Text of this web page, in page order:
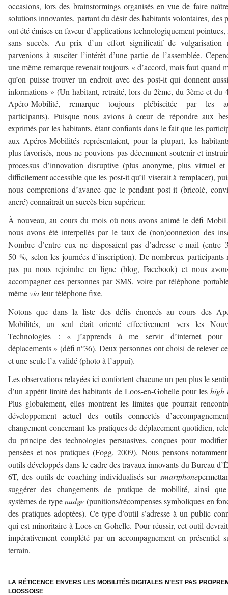
occasions, lors des brainstormings organisés en vue de faire
solutions innovantes, partant du désir des habitants volontaires, des
ont été émises en faveur d’applications technologiquement pointues,
sans succès. Au prix d’un effort significatif de vulgarisation
parvenions à susciter l’intérêt d’une partie de l’assemblée.
une même remarque revenait toujours « d’accord, mais faut quand
qu’on puisse trouver un endroit avec des post-it qui donnent
informations » (Un habitant, retraité, lors du 2ème, du 3ème et du
Apéro-Mobilité, remarque toujours plébiscitée par les
participants). Puisque nous avions à cœur de répondre aux
exprimés par les habitants, étant confiants dans le fait que les
aux Apéros-Mobilités représentaient, pour la plupart, les
plus favorisés, nous ne pouvions pas décemment soutenir et
processus d’innovation disruptive (plus anonyme, plus virtuel
difficilement accessible que les post-it qu’il viserait à remplacer),
nous comprenions d’avance que le pendant post-it (bricolé,
ancré) connaîtrait un succès bien supérieur.
À nouveau, au cours du mois où nous avons animé le défi
nous avons été interpellés par le taux de (non)connexion des
Nombre d’entre eux ne disposaient pas d’adresse e-mail (entre
50 %, selon les journées d’inscription). De nombreux participants
pas pu nous rejoindre en ligne (blog, Facebook) et nous
accompagner ces personnes par SMS, voire par téléphone
mêmevialeur téléphone fixe.
Notons que dans la liste des défis énoncés au cours des
Mobilités, un seul était orienté effectivement vers les
Technologies : « j’apprends à me servir d’internet pour
déplacements » (défi n°36). Deux personnes ont choisi de relever
et une seule l’a validé (photo à l’appui).
Les observations relayées ici confortent chacune un peu plus le
d’un appétit limité des habitants de Loos-en-Gohelle pour les high
Plus globalement, elles montrent les limites que pourrait
développement actuel des outils connectés
changement concernant les pratiques de déplacement quotidien,
du principe des technologies persuasives, conçues pour
pensées et nos pratiques (Fogg, 2009). Nous pensons
outils développés dans le cadre des travaux innovants du Bureau
6T, des outils de coaching individualisés sur smartphone
suggérer des changements de pratique de mobilité, ainsi
systèmes de typenudge (punitions/récompenses symboliques en
des pratiques adoptées). Ce type d’outil s’adresse à un public
qui est minoritaire à Loos-en-Gohelle. Pour réussir, cet outil
impérativement complété par un accompagnement en présentiel
terrain.
LA RÉTICENCE ENVERS LES MOBILITÉS DIGITALES N’EST PAS
LOOSSOISE